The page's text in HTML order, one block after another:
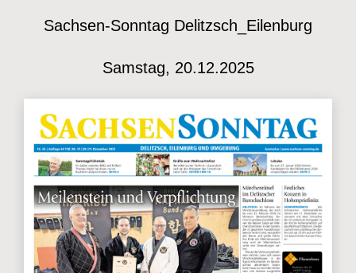
Sachsen-Sonntag Delitzsch_Eilenburg
Samstag, 20.12.2025